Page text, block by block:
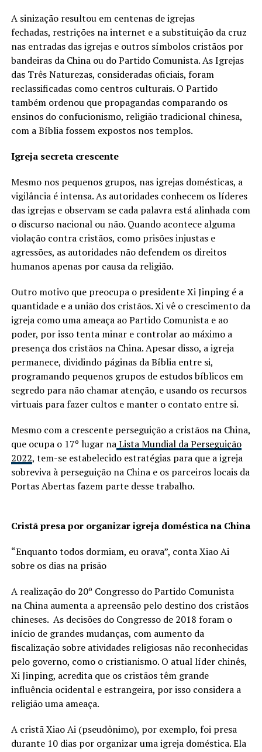
A sinização resultou em centenas de igrejas
fechadas, restrições na internet e a substituição da cruz
nas entradas das igrejas e outros símbolos cristãos por
bandeiras da China ou do Partido Comunista. As Igrejas
das Três Naturezas, consideradas oficiais, foram
reclassificadas como centros culturais. O Partido
também ordenou que propagandas comparando os
ensinos do confucionismo, religião tradicional chinesa,
com a Bíblia fossem expostos nos templos.
Igreja secreta crescente
Mesmo nos pequenos grupos, nas igrejas domésticas, a
vigilância é intensa. As autoridades conhecem os líderes
das igrejas e observam se cada palavra está alinhada com
o discurso nacional ou não. Quando acontece alguma
violação contra cristãos, como prisões injustas e
agressões, as autoridades não defendem os direitos
humanos apenas por causa da religião.
Outro motivo que preocupa o presidente Xi Jinping é a
quantidade e a união dos cristãos. Xi vê o crescimento da
igreja como uma ameaça ao Partido Comunista e ao
poder, por isso tenta minar e controlar ao máximo a
presença dos cristãos na China. Apesar disso, a igreja
permanece, dividindo páginas da Bíblia entre si,
programando pequenos grupos de estudos bíblicos em
segredo para não chamar atenção, e usando os recursos
virtuais para fazer cultos e manter o contato entre si.
Mesmo com a crescente perseguição a cristãos na China,
que ocupa o 17º lugar naLista Mundial da Perseguição
2022, tem-se estabelecido estratégias para que a igreja
sobreviva à perseguição na China e os parceiros locais da
Portas Abertas fazem parte desse trabalho.
Cristã presa por organizar igreja doméstica na China
“Enquanto todos dormiam, eu orava”, conta Xiao Ai
sobre os dias na prisão
A realização do 20º Congresso do Partido Comunista
na China aumenta a apreensão pelo destino dos cristãos
chineses. As decisões do Congresso de 2018 foram o
início de grandes mudanças, com aumento da
fiscalização sobre atividades religiosas não reconhecidas
pelo governo, como o cristianismo. O atual líder chinês,
Xi Jinping, acredita que os cristãos têm grande
influência ocidental e estrangeira, por isso considera a
religião uma ameaça.
A cristã Xiao Ai (pseudônimo), por exemplo, foi presa
durante 10 dias por organizar uma igreja doméstica. Ela